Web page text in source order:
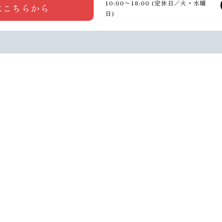
ちらから
10:00〜18:00 (定休日／火・水曜
日)